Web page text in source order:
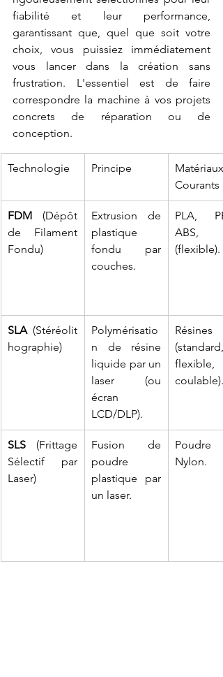
fiabilité et leur performance,
garantissant que, quel que soit votre
choix, vous puissiez immédiatement
vous lancer dans la création sans
frustration. L'essentiel est de faire
correspondre la machine à vos projets
concrets de réparation ou de
conception.
Technologie Principe
Matériaux
Courants
FDM (Dépôt
de Filament
Fondu)
Extrusion de
plastique
fondu par
couches.
PLA,
ABS,
(flexible).
SLA (Stéréolit
hographie)
Polymérisatio
n de résine
liquide par un
laser (ou
écran
LCD/DLP).
Résines
(standard,
flexible,
coulable).
SLS (Frittage
Sélectif par
Laser)
Fusion de
poudre
plastique par
un laser.
Poudre
Nylon.